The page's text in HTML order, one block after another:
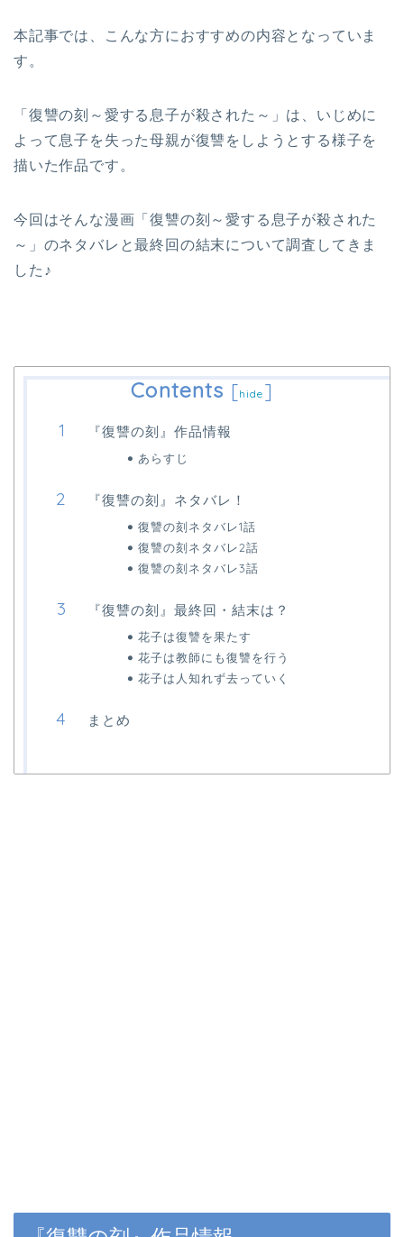
本記事では、こんな方におすすめの内容となっていま
す。
「復讐の刻～愛する息子が殺された～」は、いじめに
よって息子を失った母親が復讐をしようとする様子を
描いた作品です。
今回はそんな漫画「復讐の刻～愛する息子が殺された
～」のネタバレと最終回の結末について調査してきま
した♪
Contents [hide ]
『復讐の刻』作品情報
あらすじ
『復讐の刻』ネタバレ！
復讐の刻ネタバレ1話
復讐の刻ネタバレ2話
復讐の刻ネタバレ3話
『復讐の刻』最終回・結末は？
花子は復讐を果たす
花子は教師にも復讐を行う
花子は人知れず去っていく
まとめ